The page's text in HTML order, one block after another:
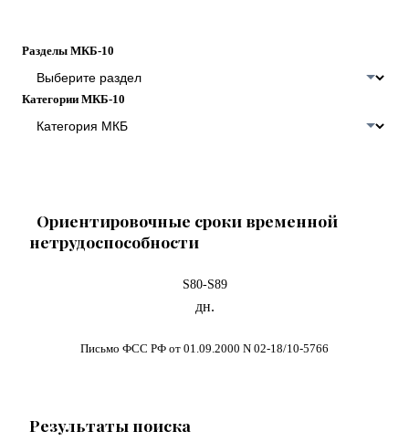
Разделы МКБ-10
Категории МКБ-10
Ориентировочные сроки временной
нетрудоспособности
S80-S89
дн.
Письмо ФСС РФ от 01.09.2000 N 02-18/10-5766
Результаты поиска